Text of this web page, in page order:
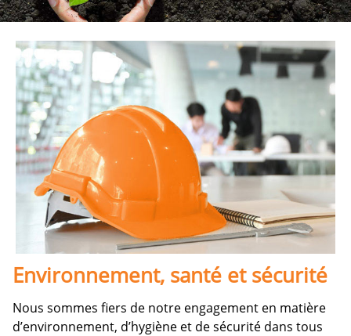
Société
Carrières
Contactez-nous
Environnement, santé et sécurité
Nous sommes fiers de notre engagement en matière
d’environnement, d’hygiène et de sécurité dans tous